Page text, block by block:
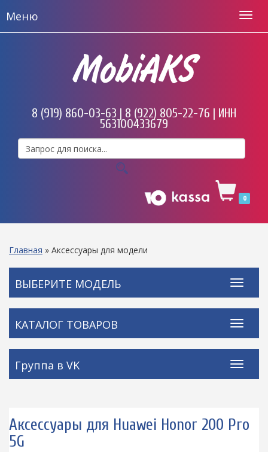
Меню
MobiAKS
8 (919) 860-03-63 | 8 (922) 805-22-76 | ИНН
563100433679
0
Главная » Аксессуары для модели
ВЫБЕРИТЕ МОДЕЛЬ
КАТАЛОГ ТОВАРОВ
Группа в VK
Аксессуары для Huawei Honor 200 Pro
5G